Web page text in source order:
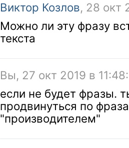
Виктор Козлов, 28 окт
Можно ли эту фразу
текста
Вы, 27 окт 2019 в
если не будет фразы.
продвинуться по
"производителем"